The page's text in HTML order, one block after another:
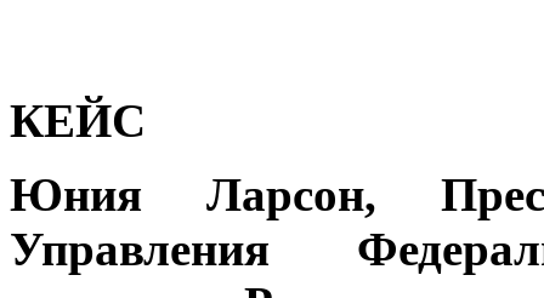
КЕЙС
Юния Ларсон, Пресс-
Управления